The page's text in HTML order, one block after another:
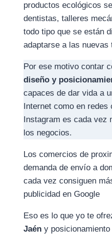
productos ecológicos
dentistas, talleres
todo tipo que se están
adaptarse a las nuevas
Por ese motivo contar
diseño y
capaces de dar vida a
Internet como en
Instagram es cada vez
los negocios.
Los comercios de
demanda de envío a
cada vez consiguen
publicidad en Google
Eso es lo que yo te
Jaén y